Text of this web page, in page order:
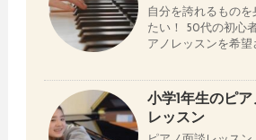
自分を誇れるものを
たい！ 50代の初心
アノレッスンを希望
小学1年生のピ
レッスン